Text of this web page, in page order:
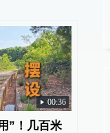
00:36
”！几百米